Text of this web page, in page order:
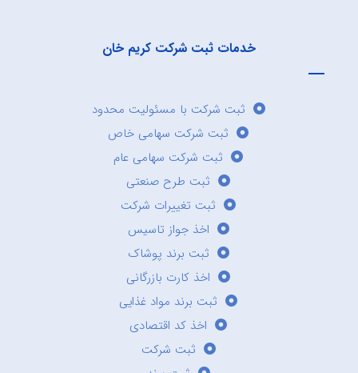
خدمات ثبت شرکت کریم خان
ثبت شرکت با مسئولیت محدود
ثبت شرکت سهامی خاص
ثبت شرکت سهامی عام
ثبت طرح صنعتی
ثبت تغییرات شرکت
اخذ جواز تاسیس
ثبت برند پوشاک
اخذ کارت بازرگانی
ثبت برند مواد غذایی
اخذ کد اقتصادی
ثبت شرکت